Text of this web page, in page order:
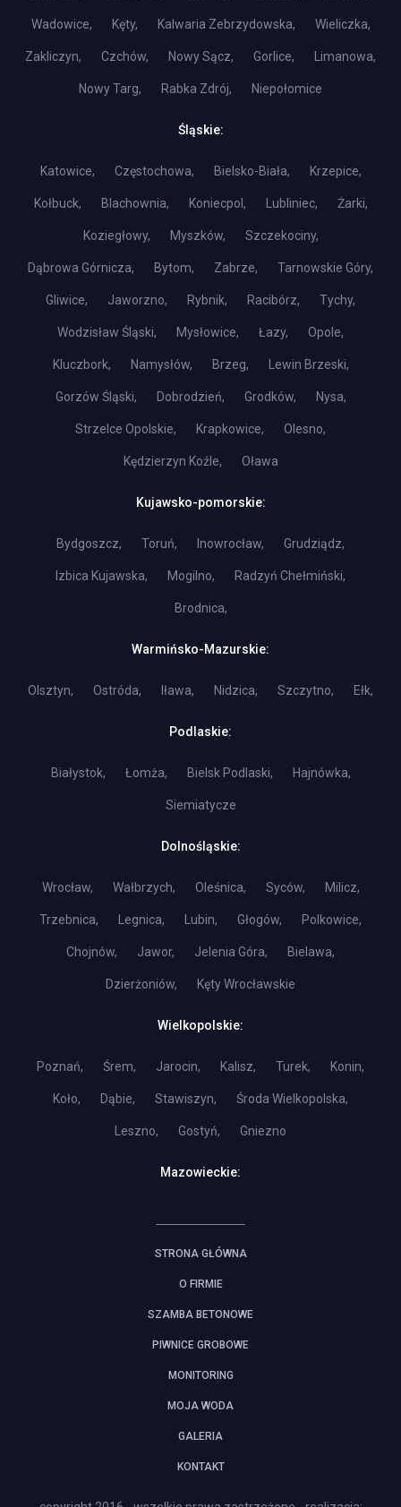
Wadowice, Kęty, Kalwaria Zebrzydowska, Wieliczka,
Zakliczyn, Czchów, Nowy Sącz, Gorlice, Limanowa,
Nowy Targ, Rabka Zdrój, Niepołomice
Śląskie:
Katowice, Częstochowa, Bielsko-Biała, Krzepice,
Kołbuck, Blachownia, Koniecpol, Lubliniec, Żarki,
Koziegłowy, Myszków, Szczekociny,
Dąbrowa Górnicza, Bytom, Zabrze, Tarnowskie Góry,
Gliwice, Jaworzno, Rybnik, Racibórz, Tychy,
Wodzisław Śląski, Mysłowice, Łazy, Opole,
Kluczbork, Namysłów, Brzeg, Lewin Brzeski,
Gorzów Śląski, Dobrodzień, Grodków, Nysa,
Strzelce Opolskie, Krapkowice, Olesno,
Kędzierzyn Koźle, Oława
Kujawsko-pomorskie:
Bydgoszcz, Toruń, Inowrocław, Grudziądz,
Izbica Kujawska, Mogilno, Radzyń Chełmiński,
Brodnica,
Warmińsko-Mazurskie:
Olsztyn, Ostróda, Iława, Nidzica, Szczytno, Ełk,
Podlaskie:
Białystok, Łomża, Bielsk Podlaski, Hajnówka,
Siemiatycze
Dolnośląskie:
Wrocław, Wałbrzych, Oleśnica, Syców, Milicz,
Trzebnica, Legnica, Lubin, Głogów, Polkowice,
Chojnów, Jawor, Jelenia Góra, Bielawa,
Dzierżoniów, Kęty Wrocławskie
Wielkopolskie:
Poznań, Śrem, Jarocin, Kalisz, Turek, Konin,
Koło, Dąbie, Stawiszyn, Środa Wielkopolska,
Leszno, Gostyń, Gniezno
Mazowieckie:
STRONA GŁÓWNA
O FIRMIE
SZAMBA BETONOWE
PIWNICE GROBOWE
MONITORING
MOJA WODA
GALERIA
KONTAKT